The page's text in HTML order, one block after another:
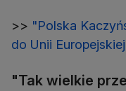
>> "Polska
do Unii
"Tak wielkie